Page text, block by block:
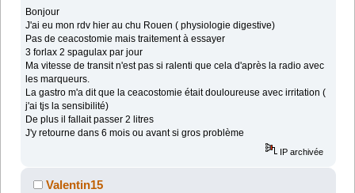
Bonjour
J'ai eu mon rdv hier au chu Rouen ( physiologie digestive)
Pas de ceacostomie mais traitement à essayer
3 forlax 2 spagulax par jour
Ma vitesse de transit n'est pas si ralenti que cela d'après la radio avec
les marqueurs.
La gastro m'a dit que la ceacostomie était douloureuse avec irritation (
j'ai tjs la sensibilité)
De plus il fallait passer 2 litres
J'y retourne dans 6 mois ou avant si gros problème
IP archivée
Valentin15